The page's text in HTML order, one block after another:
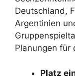
Deutschland,
Argentinien
Planungen für
Platz